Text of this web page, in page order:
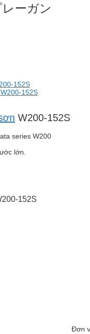
ーガン
152S
152S
W200-152S
series W200
lớn.
152S
Đơn